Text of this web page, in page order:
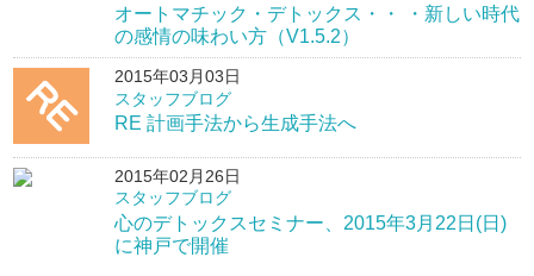
オートマチック・デトックス・・ ・新しい時代
の感情の味わい方（V1.5.2）
2015年03月03日
スタッフブログ
RE 計画手法から生成手法へ
2015年02月26日
スタッフブログ
心のデトックスセミナー、2015年3月22日(日)
に神戸で開催